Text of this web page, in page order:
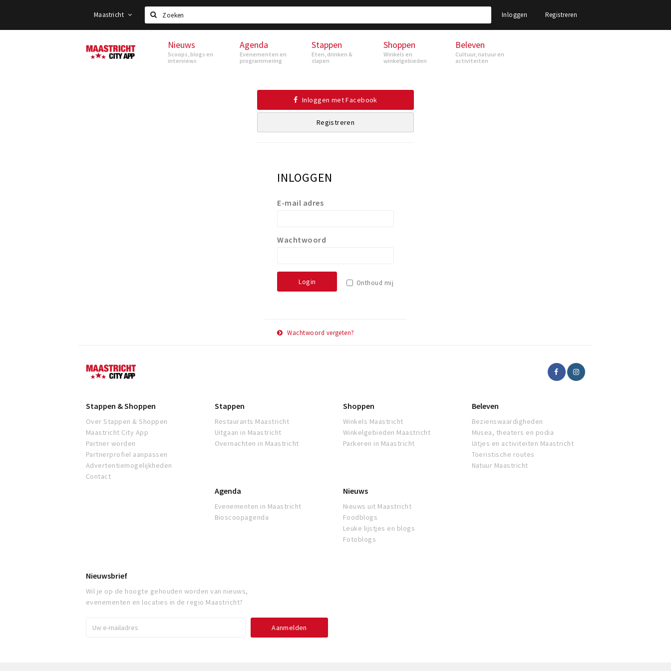
Maastricht
Zoeken
Inloggen Registreren
Maastricht Nieuws
Scoops, blogs en
interviews
Agenda
Evenementen en
programmering
Stappen
Eten, drinken &
slapen
Shoppen
Winkels en
winkelgebieden
Beleven
Cultuur, natuur en
activiteiten
Inloggen met Facebook
Registreren
INLOGGEN
E-mail adres
Wachtwoord
Login Onthoud mij
Wachtwoord vergeten?
Maastricht
Stappen & Shoppen
Over Stappen & Shoppen
Maastricht City App
Partner worden
Partnerprofiel aanpassen
Advertentiemogelijkheden
Contact
Stappen
Restaurants Maastricht
Uitgaan in Maastricht
Overnachten in Maastricht
Shoppen
Winkels Maastricht
Winkelgebieden Maastricht
Parkeren in Maastricht
Beleven
Bezienswaardigheden
Musea, theaters en podia
Uitjes en activiteiten Maastricht
Toeristische routes
Natuur Maastricht
Agenda
Evenementen in Maastricht
Bioscoopagenda
Nieuws
Nieuws uit Maastricht
Foodblogs
Leuke lijstjes en blogs
Fotoblogs
Nieuwsbrief
Wil je op de hoogte gehouden worden van nieuws,
evenementen en locaties in de regio Maastricht?